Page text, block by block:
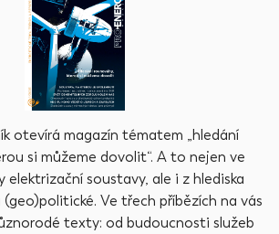
otevírá magazín tématem „hledání
si můžeme dovolit“. A to nejen ve
elektrizační soustavy, ale i z hlediska
Ve třech příbězích na vás
texty: od budoucnosti služeb